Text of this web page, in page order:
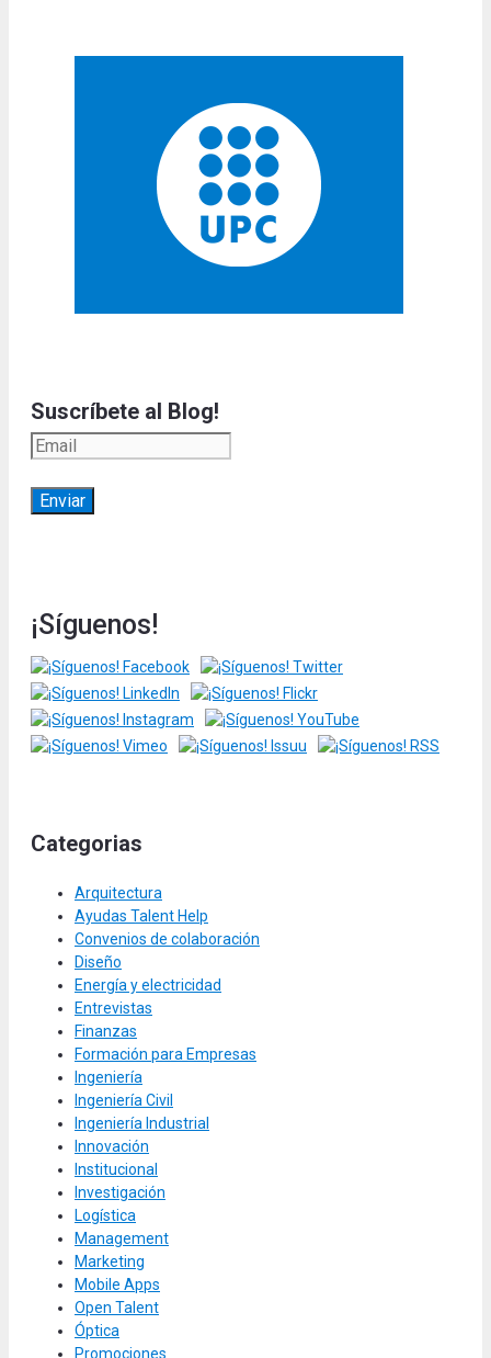
Suscríbete al Blog!
¡Síguenos!
Categorias
Arquitectura
Ayudas Talent Help
Convenios de colaboración
Diseño
Energía y electricidad
Entrevistas
Finanzas
Formación para Empresas
Ingeniería
Ingeniería Civil
Ingeniería Industrial
Innovación
Institucional
Investigación
Logística
Management
Marketing
Mobile Apps
Open Talent
Óptica
Promociones